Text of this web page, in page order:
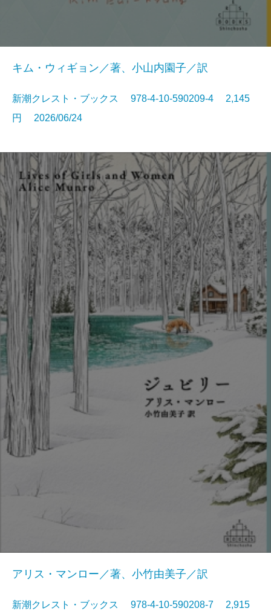
キム・ウィギョン／著、小山内園子／訳
新潮クレスト・ブックス 978-4-10-590209-4 2,145
円 2026/06/24
アリス・マンロー／著、小竹由美子／訳
新潮クレスト・ブックス 978-4-10-590208-7 2,915